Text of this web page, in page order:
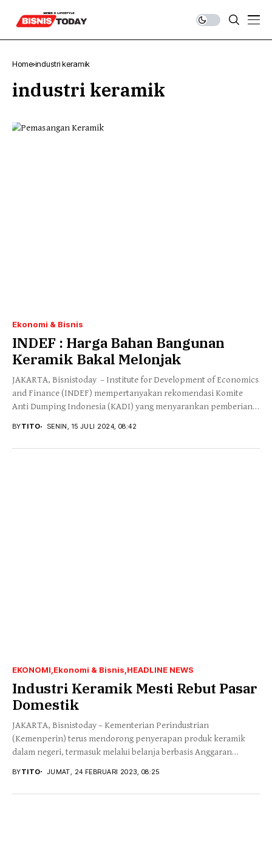
Home industri keramik
industri keramik
Ekonomi & Bisnis
INDEF : Harga Bahan Bangunan
Keramik Bakal Melonjak
JAKARTA, Bisnistoday – Institute for Development of Economics
and Finance (INDEF) mempertanyakan rekomendasi Komite
Anti Dumping Indonesia (KADI) yang menyarankan pemberian
BYTITO SENIN, 15 JULI 2024, 08:42
EKONOMI Ekonomi & Bisnis HEADLINE NEWS
Industri Keramik Mesti Rebut Pasar
Domestik
JAKARTA, Bisnistoday – Kementerian Perindustrian
(Kemenperin) terus mendorong penyerapan produk keramik
dalam negeri, termasuk melalui belanja berbasis Anggaran
BYTITO JUMAT, 24 FEBRUARI 2023, 08:25